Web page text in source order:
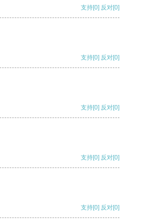
支持[0] 反对[0]
支持[0] 反对[0]
支持[0] 反对[0]
支持[0] 反对[0]
支持[0] 反对[0]